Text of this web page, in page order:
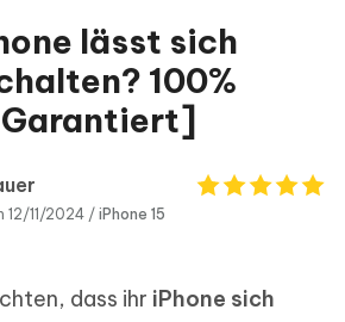
Neu
lässt sich
100%
11/2024 /iPhone 15
dass ihr iPhone sich